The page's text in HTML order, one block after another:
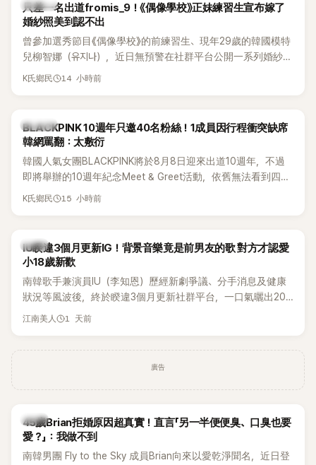
K-POP
只差一名出道fromis_9！《偶像學校》正妹練習生宣布嫁了
婚紗照美到認不出
曾參加選秀節目《偶像學校》的前練習生、現年29歲的韓國模特
兒柳智娜（유지나），近日無預警在社群平台公開一系列婚紗
照，親自宣布即將步入婚姻，消息曝光後讓不少曾追看節目的
K氏鄉民 14 小時前
K-POP
BLACKPINK 10週年只邀40名粉絲！1成員因行程衝突缺席
韓網罵翻：太敷衍
韓國人氣女團BLACKPINK將於8月8日迎來出道10週年，不過
即將舉辦的10週年紀念Meet & Greet活動，依舊無法看到四人
合體。根據韓媒《MyDaily》7日報導，當天將由Jisoo（智秀）、
K氏鄉民 15 小時前
韓星
IU睽違3個月更新IG！背景音樂竟是前男友的歌 對方才認愛
小18歲新歡
南韓歌手兼演員IU（李知恩）歷經新劇爭議、分手消息及健康
狀況等風波後，終於睽違3個月更新社群平台，一口氣曬出20
張近況照，讓大批粉絲又驚又喜。不過，比起照片本身，更引
江南美人 1 天前
廣告
韓星
45歲Brian拒婚原因超真實！直言「另一半便便臭、口臭也要
愛？」：我做不到
南韓男團 Fly to the Sky 成員Brian向來以愛乾淨聞名，近日登